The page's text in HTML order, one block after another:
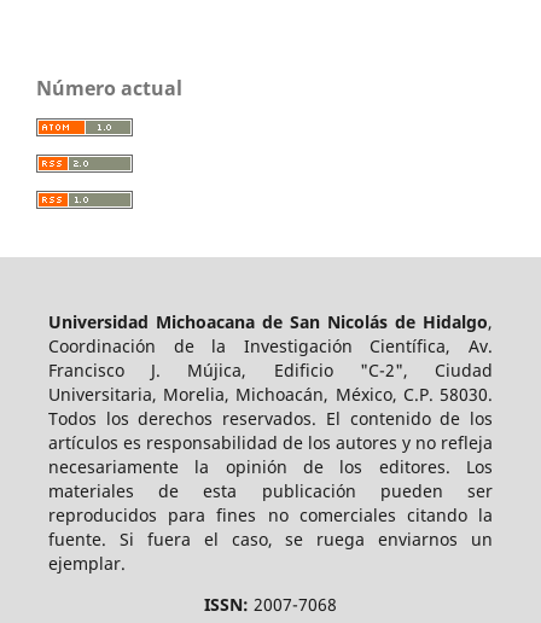
Número actual
Universidad Michoacana de San Nicolás de Hidalgo,
Coordinación de la Investigación Científica, Av.
Francisco J. Mújica, Edificio "C-2", Ciudad
Universitaria, Morelia, Michoacán, México, C.P. 58030.
Todos los derechos reservados. El contenido de los
artículos es responsabilidad de los autores y no refleja
necesariamente la opinión de los editores. Los
materiales de esta publicación pueden ser
reproducidos para fines no comerciales citando la
fuente. Si fuera el caso, se ruega enviarnos un
ejemplar.
ISSN: 2007-7068